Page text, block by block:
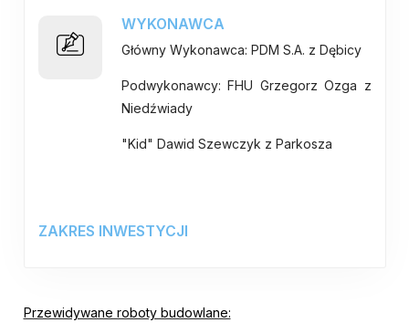
WYKONAWCA
Główny Wykonawca: PDM S.A. z Dębicy
Podwykonawcy: FHU Grzegorz Ozga z
Niedźwiady
"Kid" Dawid Szewczyk z Parkosza
ZAKRES INWESTYCJI
Przewidywane roboty budowlane: